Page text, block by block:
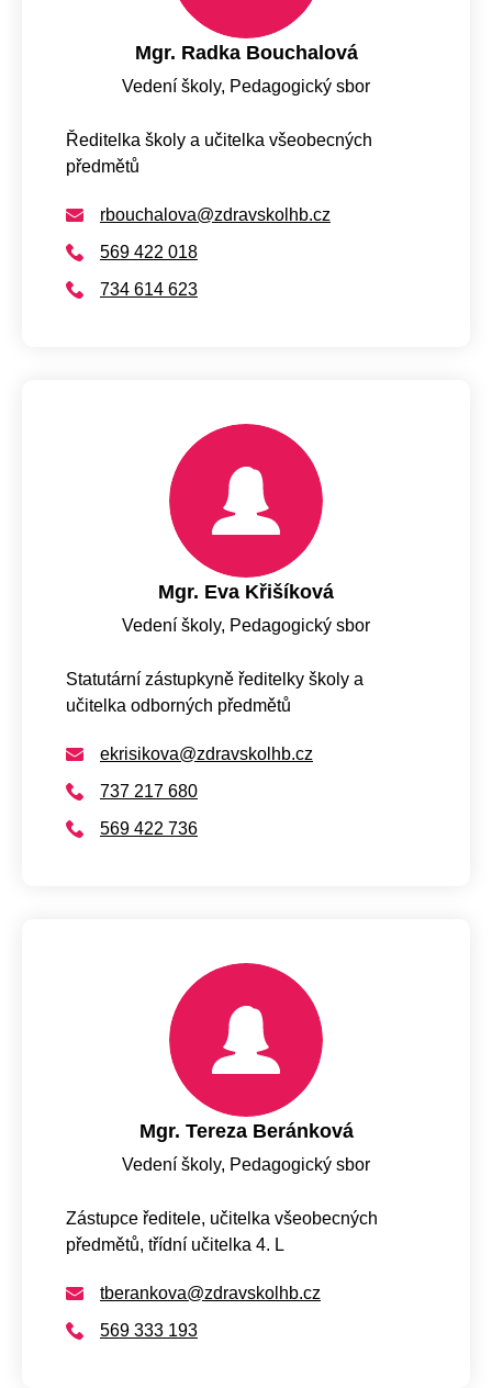
Mgr. Radka Bouchalová
Vedení školy, Pedagogický sbor
Ředitelka školy a učitelka všeobecných
předmětů
rbouchalova@zdravskolhb.cz
569 422 018
734 614 623
Mgr. Eva Křišíková
Vedení školy, Pedagogický sbor
Statutární zástupkyně ředitelky školy a
učitelka odborných předmětů
ekrisikova@zdravskolhb.cz
737 217 680
569 422 736
Mgr. Tereza Beránková
Vedení školy, Pedagogický sbor
Zástupce ředitele, učitelka všeobecných
předmětů, třídní učitelka 4. L
tberankova@zdravskolhb.cz
569 333 193